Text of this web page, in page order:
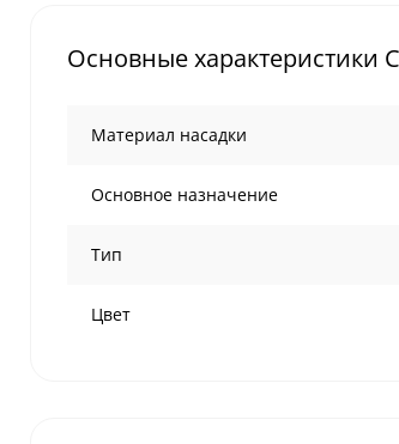
Основные характеристики
Материал насадки
Основное назначение
Тип
Цвет